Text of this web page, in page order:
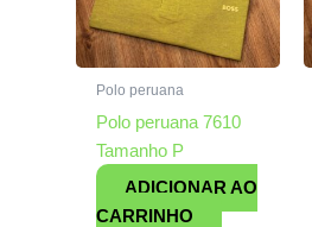
Polo peruana
Polo peruana 7610
Tamanho P
ADICIONAR AO
CARRINHO